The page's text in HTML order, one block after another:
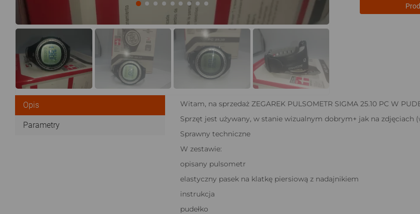
Opis
Parametry
Witam, na sprzedaż ZEGAREK PULSOMETR SIGMA 25.10 PC W
Sprzęt jest używany, w stanie wizualnym dobrym+ jak na zdjęciach
Sprawny techniczne
W zestawie:
opisany pulsometr
elastyczny pasek na klatkę piersiową z nadajnikiem
instrukcja
pudełko